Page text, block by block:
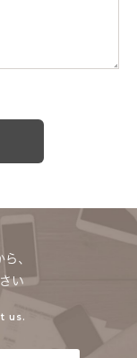
、
い
us.